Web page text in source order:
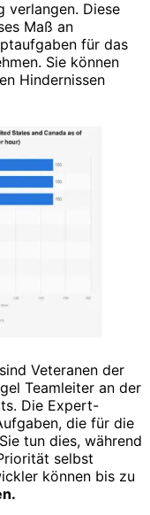
verlangen. Diese
Maß an
für das
Sie können
Hindernissen
Veteranen der
Teamleiter an der
Die Expert-
die für die
tun dies, während
selbst
können bis zu